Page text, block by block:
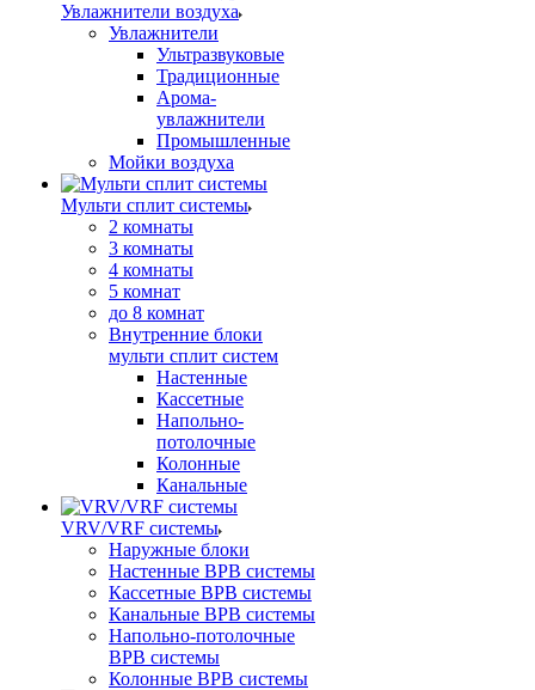
Увлажнители воздуха
Увлажнители
Ультразвуковые
Традиционные
Арома-
увлажнители
Промышленные
Мойки воздуха
Мульти сплит системы
2 комнаты
3 комнаты
4 комнаты
5 комнат
до 8 комнат
Внутренние блоки
мульти сплит систем
Настенные
Кассетные
Напольно-
потолочные
Колонные
Канальные
VRV/VRF системы
Наружные блоки
Настенные ВРВ системы
Кассетные ВРВ системы
Канальные ВРВ системы
Напольно-потолочные
ВРВ системы
Колонные ВРВ системы